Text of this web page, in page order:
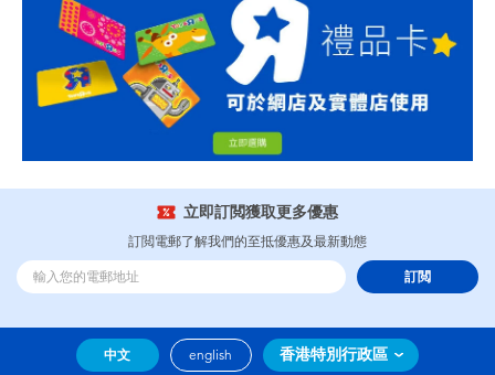
立即訂閲獲取更多優惠
訂閲電郵了解我們的至抵優惠及最新動態
訂閲
中文 english 香港特別行政區